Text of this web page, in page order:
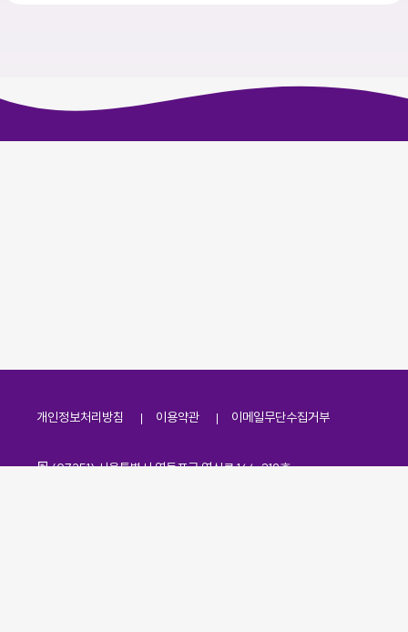
개인정보처리방침 이용약관 이메일무단수집거부
주소
(07251) 서울특별시 영등포구 영신로 166, 319호